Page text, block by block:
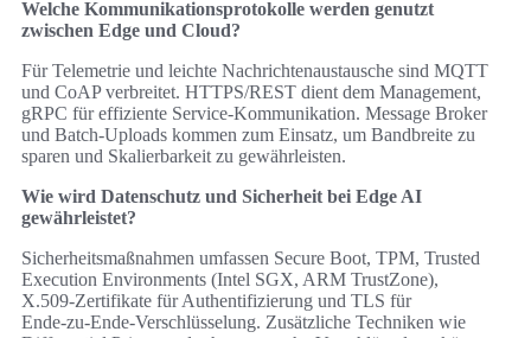
Welche Kommunikationsprotokolle werden genutzt
zwischen Edge und Cloud?
Für Telemetrie und leichte Nachrichtenaustausche sind MQTT
und CoAP verbreitet. HTTPS/REST dient dem Management,
gRPC für effiziente Service‑Kommunikation. Message Broker
und Batch‑Uploads kommen zum Einsatz, um Bandbreite zu
sparen und Skalierbarkeit zu gewährleisten.
Wie wird Datenschutz und Sicherheit bei Edge AI
gewährleistet?
Sicherheitsmaßnahmen umfassen Secure Boot, TPM, Trusted
Execution Environments (Intel SGX, ARM TrustZone),
X.509‑Zertifikate für Authentifizierung und TLS für
Ende‑zu‑Ende‑Verschlüsselung. Zusätzliche Techniken wie